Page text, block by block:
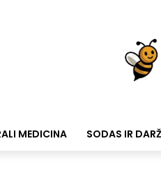
MEDICINA SODAS IR